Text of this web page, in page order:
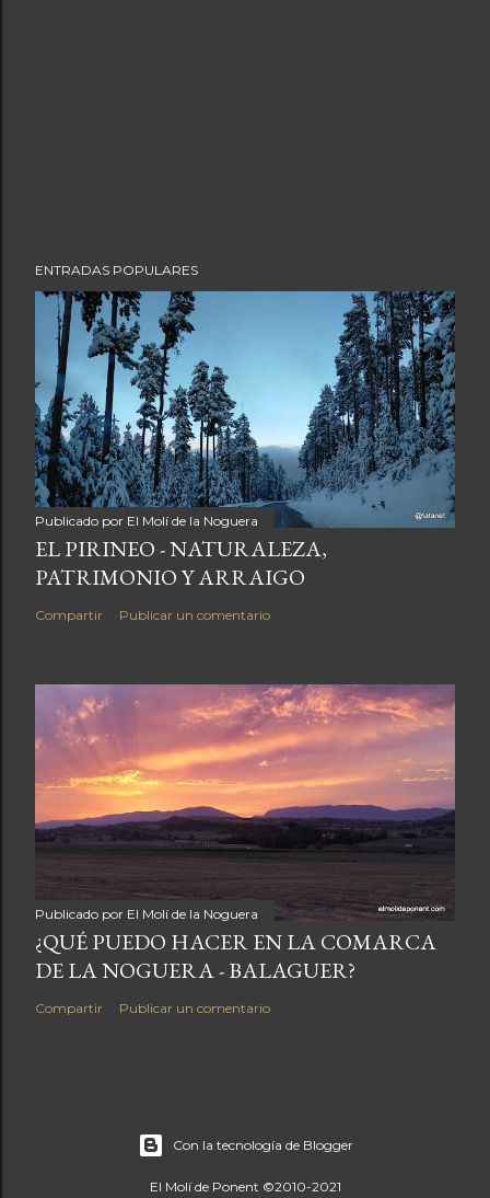
ENTRADAS POPULARES
Publicado por El Molí de la Noguera
EL PIRINEO - NATURALEZA,
PATRIMONIO Y ARRAIGO
Compartir Publicar un comentario
Publicado por El Molí de la Noguera
¿QUÉ PUEDO HACER EN LA COMARCA
DE LA NOGUERA - BALAGUER?
Compartir Publicar un comentario
Con la tecnología de Blogger
El Molí de Ponent ©2010-2021